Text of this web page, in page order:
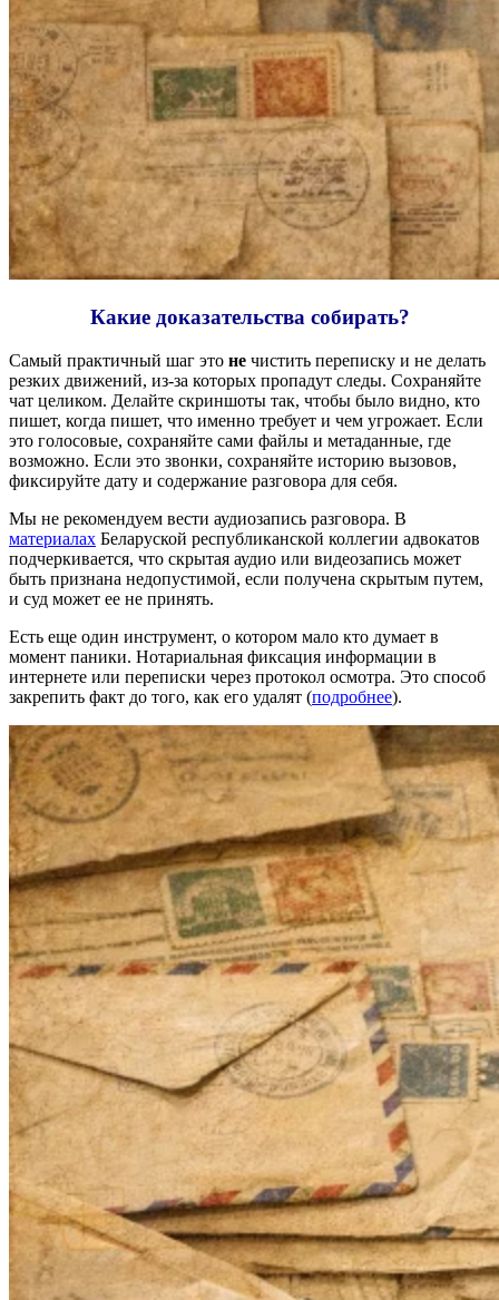
Какие доказательства собирать?
Самый практичный шаг это не чистить переписку и не делать
резких движений, из-за которых пропадут следы. Сохраняйте
чат целиком. Делайте скриншоты так, чтобы было видно, кто
пишет, когда пишет, что именно требует и чем угрожает. Если
это голосовые, сохраняйте сами файлы и метаданные, где
возможно. Если это звонки, сохраняйте историю вызовов,
фиксируйте дату и содержание разговора для себя.
Мы не рекомендуем вести аудиозапись разговора. В
материалах Беларуской республиканской коллегии адвокатов
подчеркивается, что скрытая аудио или видеозапись может
быть признана недопустимой, если получена скрытым путем,
и суд может ее не принять.
Есть еще один инструмент, о котором мало кто думает в
момент паники. Нотариальная фиксация информации в
интернете или переписки через протокол осмотра. Это способ
закрепить факт до того, как его удалят (подробнее).